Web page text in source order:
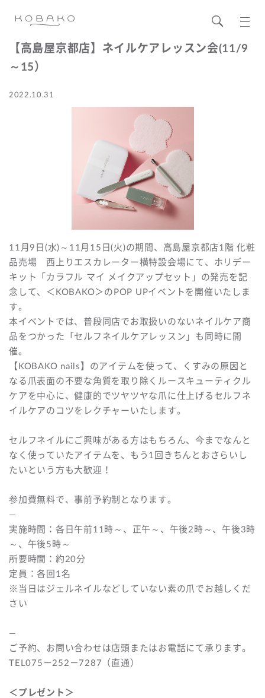
【高島屋京都店】ネイルケアレッスン会(11/9
～15）
2022.10.31
11月9日(水)～11月15日(火)の期間、高島屋京都店1階 化粧
品売場 西上りエスカレーター横特設会場にて、ホリデー
キット「カラフル マイ メイクアップセット」の発売を記
念して、＜KOBAKO＞のPOP UPイベントを開催いたしま
す。
本イベントでは、普段同店でお取扱いのないネイルケア商
品をつかった「セルフネイルケアレッスン」も同時に開
催。
【KOBAKO nails】のアイテムを使って、くすみの原因と
なる爪表面の不要な角質を取り除くルースキューティクル
ケアを中心に、健康的でツヤツヤな爪に仕上げるセルフネ
イルケアのコツをレクチャーいたします。
セルフネイルにご興味がある方はもちろん、今までなんと
なく使っていたアイテムを、もう1回きちんとおさらいし
たいという方も大歓迎！
参加費無料で、事前予約制となります。
—
実施時間：各日午前11時～、正午～、午後2時～、午後3時
～、午後5時～
所要時間：約20分
定員：各回1名
※当日はジェルネイルなどしていない素の爪でお越しくだ
さい
—
ご予約、お問い合わせは店頭またはお電話にて承ります。
TEL075－252－7287（直通）
＜プレゼント＞